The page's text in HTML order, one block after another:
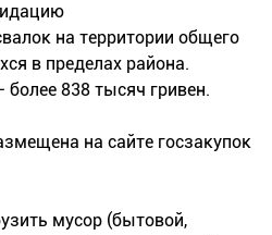
на территории общего
в пределах района.
838 тысяч гривен.
на сайте госзакупок
мусор (бытовой,